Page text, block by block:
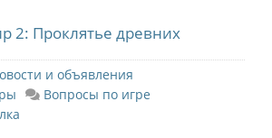
2: Проклятье древних
и объявления
Вопросы по игре